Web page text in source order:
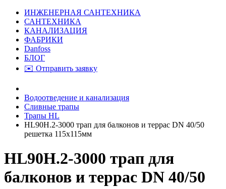
ИНЖЕНЕРНАЯ САНТЕХНИКА
САНТЕХНИКА
КАНАЛИЗАЦИЯ
ФАБРИКИ
Danfoss
БЛОГ
✉️ Отправить заявку
Водоотведение и канализация
Сливные трапы
Трапы HL
HL90H.2-3000 трап для балконов и террас DN 40/50
решетка 115х115мм
HL90H.2-3000 трап для
балконов и террас DN 40/50